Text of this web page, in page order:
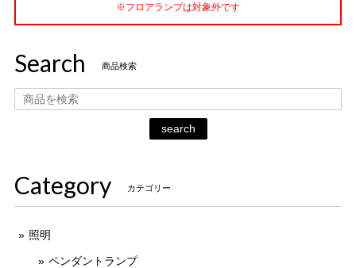
※フロアランプは対象外です
Search 商品検索
search
Category カテゴリー
照明
ペンダントランプ